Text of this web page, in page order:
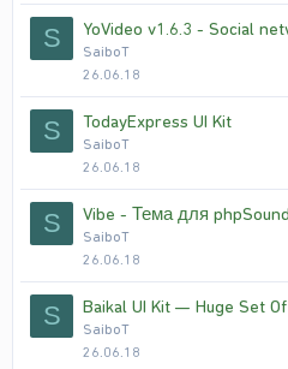
S YoVideo v1.6.3 - Social
SaiboT
26.06.18
S TodayExpress UI Kit
SaiboT
26.06.18
S Vibe - Тема для phpSound
SaiboT
26.06.18
S Baikal UI Kit — Huge Set
SaiboT
26.06.18